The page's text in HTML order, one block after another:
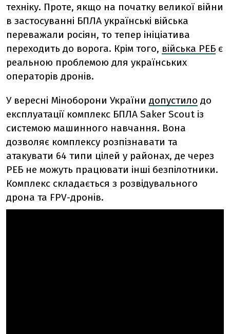
техніку. Проте, якщо на початку великої війни
в застосуванні БПЛА українські війська
переважали росіян, то тепер ініціатива
переходить до ворога. Крім того, війська РЕБ є
реальною проблемою для українських
операторів дронів.
У вересні Міноборони України допустило до
експлуатації комплекс БПЛА Saker Scout із
системою машинного навчання. Вона
дозволяє комплексу розпізнавати та
атакувати 64 типи цілей у районах, де через
РЕБ не можуть працювати інші безпілотники.
Комплекс складається з розвідувального
дрона та FPV-дронів.